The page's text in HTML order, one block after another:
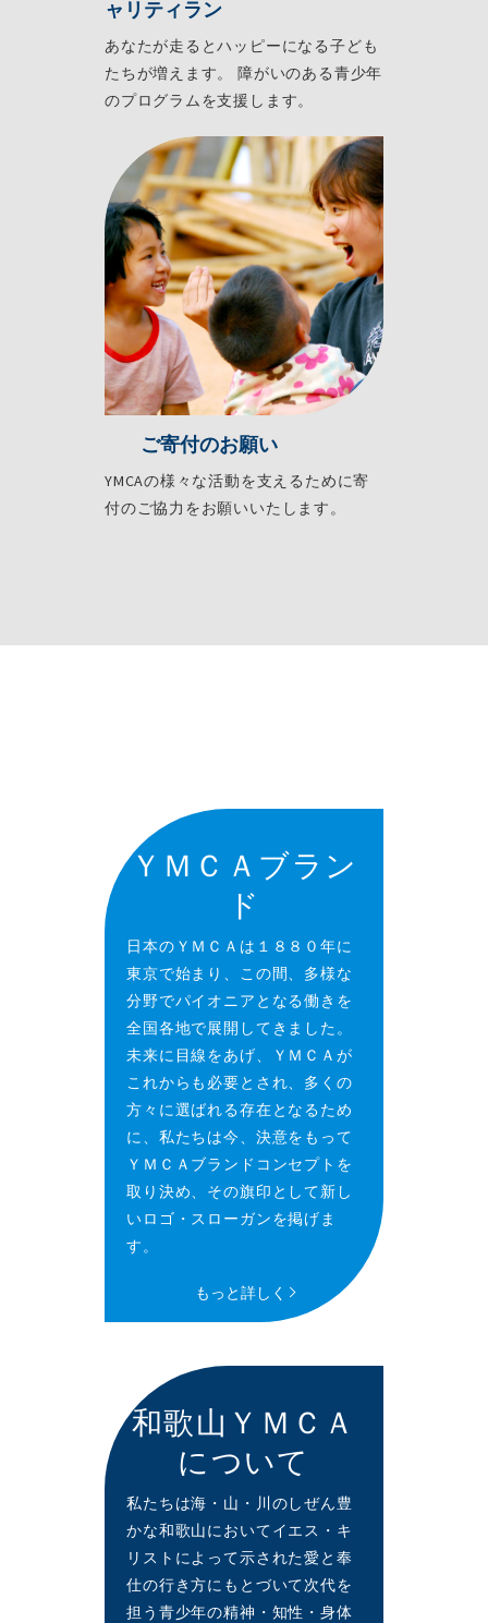
ャリティラン
あなたが走るとハッピーになる子ども
たちが増えます。 障がいのある青少年
のプログラムを支援します。
ご寄付のお願い
YMCAの様々な活動を支えるために寄
付のご協力をお願いいたします。
ＹＭＣＡブラン
ド
日本のＹＭＣＡは１８８０年に
東京で始まり、この間、多様な
分野でパイオニアとなる働きを
全国各地で展開してきました。
未来に目線をあげ、ＹＭＣＡが
これからも必要とされ、多くの
方々に選ばれる存在となるため
に、私たちは今、決意をもって
ＹＭＣＡブランドコンセプトを
取り決め、その旗印として新し
いロゴ・スローガンを掲げま
す。
もっと詳しく
和歌山ＹＭＣＡ
について
私たちは海・山・川のしぜん豊
かな和歌山においてイエス・キ
リストによって示された愛と奉
仕の行き方にもとづいて次代を
担う青少年の精神・知性・身体